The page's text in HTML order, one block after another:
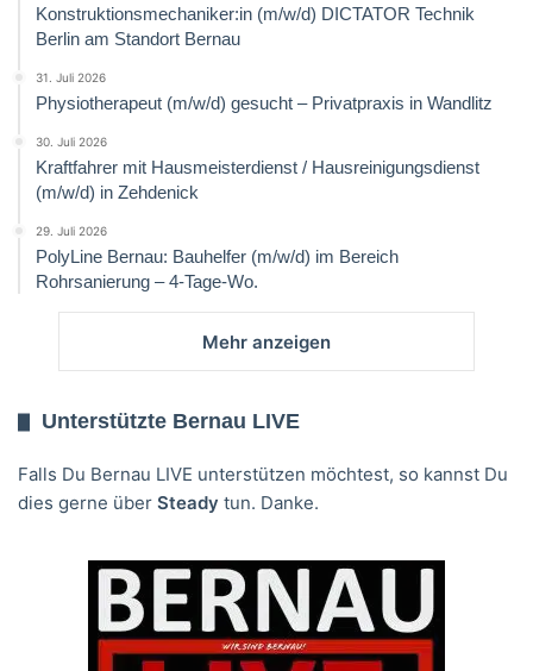
Konstruktionsmechaniker:in (m/w/d) DICTATOR Technik
Berlin am Standort Bernau
31. Juli 2026
Physiotherapeut (m/w/d) gesucht – Privatpraxis in Wandlitz
30. Juli 2026
Kraftfahrer mit Hausmeisterdienst / Hausreinigungsdienst
(m/w/d) in Zehdenick
29. Juli 2026
PolyLine Bernau: Bauhelfer (m/w/d) im Bereich
Rohrsanierung – 4-Tage-Wo.
Mehr anzeigen
Unterstützte Bernau LIVE
Falls Du Bernau LIVE unterstützen möchtest, so kannst Du
dies gerne über Steady tun. Danke.